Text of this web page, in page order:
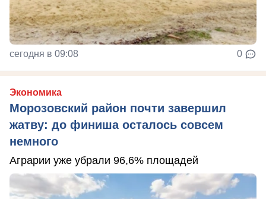
сегодня в 09:08 0
Экономика
Морозовский район почти завершил
жатву: до финиша осталось совсем
немного
Аграрии уже убрали 96,6% площадей